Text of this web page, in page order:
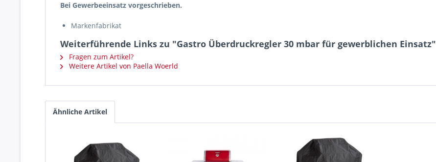
Bei Gewerbeeinsatz vorgeschrieben.
Markenfabrikat
Weiterführende Links zu "Gastro Überdruckregler 30 mbar für gewerblichen Einsatz"
Fragen zum Artikel?
Weitere Artikel von Paella Woerld
Ähnliche Artikel